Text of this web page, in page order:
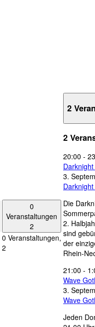
0
Veranstaltungen
2
0 Veranstaltungen,
2
2
2
20:00 -
3.
Die
2.
sind
der
Rhein-
21:00 -
Wave
3.
Wave
Jeden